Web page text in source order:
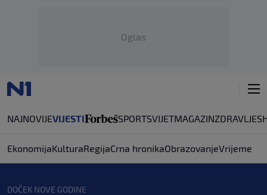
Oglas
NAJNOVIJEVIJESTI SPORTSVIJETMAGAZINZDRAVLJE
EkonomijaKulturaRegijaCrna hronikaObrazovanjeVrijeme
DOČEK NOVE GODINE